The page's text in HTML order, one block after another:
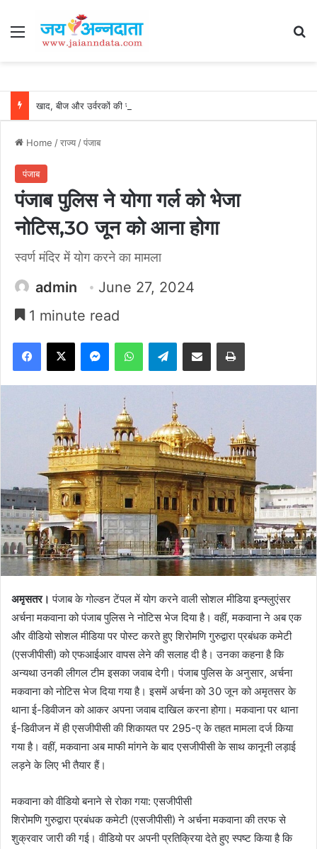
Menu
Home /राज्य/पंजाब
पंजाब
पंजाब पुलिस ने योगा गर्ल को भेजा
नोटिस,30 जून को आना होगा
स्वर्ण मंदिर में योग करने का मामला
admin
June 27, 2024
1 minute read
Facebook
X MessengerWhatsAppTelegramShare via Email Print
अमृसतर। पंजाब के गोल्डन टेंपल में योग करने वाली सोशल मीडिया इन्फ्लुएंसर
अर्चना मकवाना को पंजाब पुलिस ने नोटिस भेज दिया है। वहीं, मकवाना ने अब एक
और वीडियो सोशल मीडिया पर पोस्ट करते हुए शिरोमणि गुरुद्वारा प्रबंधक कमेटी
(एसजीपीसी) को एफआईआर वापस लेने की सलाह दी है। उनका कहना है कि
अन्यथा उनकी लीगल टीम इसका जवाब देगी। पंजाब पुलिस के अनुसार, अर्चना
मकवाना को नोटिस भेज दिया गया है। इसमें अर्चना को 30 जून को अमृतसर के
थाना ई-डिवीजन को आकर अपना जवाब दाखिल करना होगा। मकवाना पर थाना
ई-डिवीजन में ही एसजीपीसी की शिकायत पर 295-ए के तहत मामला दर्ज किया
गया है। वहीं, मकवाना अब माफी मांगने के बाद एसजीपीसी के साथ कानूनी लड़ाई
लड़ने के लिए भी तैयार हैं।
मकवाना को वीडियो बनाने से रोका गया: एसजीपीसी
शिरोमणि गुरुद्वारा प्रबंधक कमेटी (एसजीपीसी) ने अर्चना मकवाना की तरफ से
शुक्रवार जारी की गई। वीडियो पर अपनी प्रतिक्रिया देते हुए स्पष्ट किया है कि